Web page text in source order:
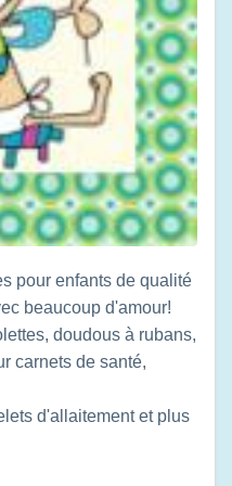
pour enfants de qualité
beaucoup d'amour!
doudous à rubans,
carnets de santé,
d'allaitement et plus